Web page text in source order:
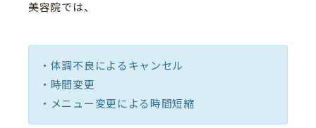
美容院では、
・体調不良によるキャンセル
・時間変更
・メニュー変更による時間短縮